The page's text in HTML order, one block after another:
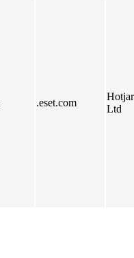
.eset.com
Hotjar
Ltd